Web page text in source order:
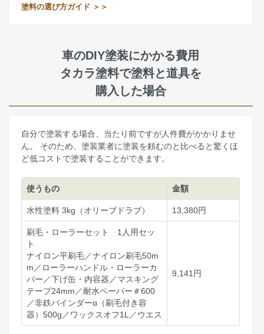
塗料の選び方ガイド ＞＞
車のDIY塗装にかかる費用
タカラ塗料で塗料と道具を
購入した場合
自分で塗装する場合、当たり前ですが人件費がかかりませ
ん。 そのため、塗装業者に塗装を頼むのと比べると驚くほ
ど低コストで塗装することができます。
使うもの 金額
水性塗料 3kg（オリーブドラブ） 13,380円
刷毛・ローラーセット 1人用セッ
ト
ナイロン平刷毛／ナイロン刷毛50m
m／ローラーハンドル・ローラーカ
バー／下げ缶・内容器／マスキング
テープ24mm／耐水ペーパー＃600
／非鉄バインダーα（刷毛付き容
器）500g／ワックスオフ1L／ウエス
9,141円